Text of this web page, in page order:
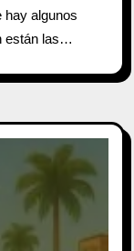
hay algunos
están las…